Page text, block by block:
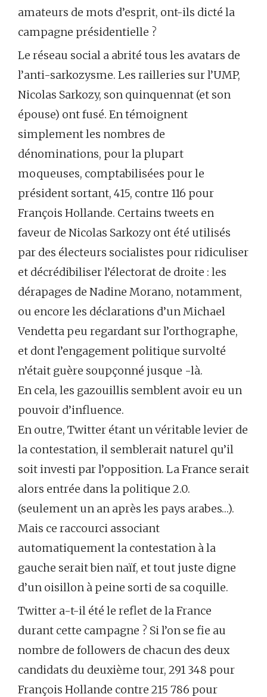
amateurs de mots d’esprit, ont-ils dicté la
campagne présidentielle ?
Le réseau social a abrité tous les avatars de
l’anti-sarkozysme. Les railleries sur l’UMP,
Nicolas Sarkozy, son quinquennat (et son
épouse) ont fusé. En témoignent
simplement les nombres de
dénominations, pour la plupart
moqueuses, comptabilisées pour le
président sortant, 415, contre 116 pour
François Hollande. Certains tweets en
faveur de Nicolas Sarkozy ont été utilisés
par des électeurs socialistes pour ridiculiser
et décrédibiliser l’électorat de droite : les
dérapages de Nadine Morano, notamment,
ou encore les déclarations d’un Michael
Vendetta peu regardant sur l’orthographe,
et dont l’engagement politique survolté
n’était guère soupçonné jusque -là.
En cela, les gazouillis semblent avoir eu un
pouvoir d’influence.
En outre, Twitter étant un véritable levier de
la contestation, il semblerait naturel qu’il
soit investi par l’opposition. La France serait
alors entrée dans la politique 2.0.
(seulement un an après les pays arabes…).
Mais ce raccourci associant
automatiquement la contestation à la
gauche serait bien naïf, et tout juste digne
d’un oisillon à peine sorti de sa coquille.
Twitter a-t-il été le reflet de la France
durant cette campagne ? Si l’on se fie au
nombre de followers de chacun des deux
candidats du deuxième tour, 291 348 pour
François Hollande contre 215 786 pour